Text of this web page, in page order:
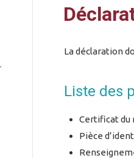
La déclaration
Liste des
Certificat du
Pièce